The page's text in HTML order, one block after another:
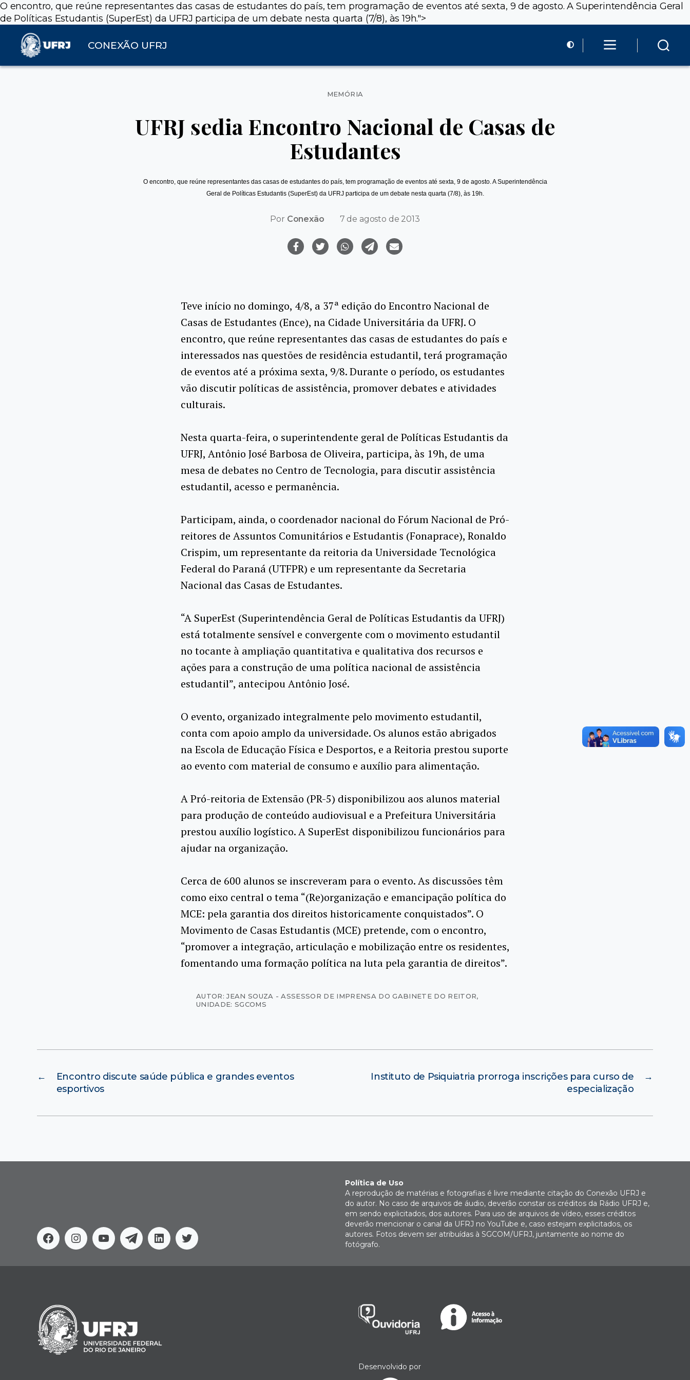
O encontro, que reúne representantes das casas de estudantes do país, tem programação de eventos até sexta, 9 de agosto. A Superintendência Geral
de Políticas Estudantis (SuperEst) da UFRJ participa de um debate nesta quarta (7/8), às 19h.">
CONEXÃO UFRJ
Categorias
MEMÓRIA
UFRJ sedia Encontro Nacional de Casas de
Estudantes
O encontro, que reúne representantes das casas de estudantes do país, tem programação de eventos até sexta, 9 de agosto. A Superintendência
Geral de Políticas Estudantis (SuperEst) da UFRJ participa de um debate nesta quarta (7/8), às 19h.
Por Conexão 7 de agosto de 2013
Teve início no domingo, 4/8, a 37ª edição do Encontro Nacional de
Casas de Estudantes (Ence), na Cidade Universitária da UFRJ. O
encontro, que reúne representantes das casas de estudantes do país e
interessados nas questões de residência estudantil, terá programação
de eventos até a próxima sexta, 9/8. Durante o período, os estudantes
vão discutir políticas de assistência, promover debates e atividades
culturais.
Nesta quarta-feira, o superintendente geral de Políticas Estudantis da
UFRJ, Antônio José Barbosa de Oliveira, participa, às 19h, de uma
mesa de debates no Centro de Tecnologia, para discutir assistência
estudantil, acesso e permanência.
Participam, ainda, o coordenador nacional do Fórum Nacional de Pró-
reitores de Assuntos Comunitários e Estudantis (Fonaprace), Ronaldo
Crispim, um representante da reitoria da Universidade Tecnológica
Federal do Paraná (UTFPR) e um representante da Secretaria
Nacional das Casas de Estudantes.
“A SuperEst (Superintendência Geral de Políticas Estudantis da UFRJ)
está totalmente sensível e convergente com o movimento estudantil
no tocante à ampliação quantitativa e qualitativa dos recursos e
ações para a construção de uma política nacional de assistência
estudantil”, antecipou Antônio José.
O evento, organizado integralmente pelo movimento estudantil,
conta com apoio amplo da universidade. Os alunos estão abrigados
na Escola de Educação Física e Desportos, e a Reitoria prestou suporte
ao evento com material de consumo e auxílio para alimentação.
A Pró-reitoria de Extensão (PR-5) disponibilizou aos alunos material
para produção de conteúdo audiovisual e a Prefeitura Universitária
prestou auxílio logístico. A SuperEst disponibilizou funcionários para
ajudar na organização.
Cerca de 600 alunos se inscreveram para o evento. As discussões têm
como eixo central o tema “(Re)organização e emancipação política do
MCE: pela garantia dos direitos historicamente conquistados”. O
Movimento de Casas Estudantis (MCE) pretende, com o encontro,
“promover a integração, articulação e mobilização entre os residentes,
fomentando uma formação política na luta pela garantia de direitos”.
AUTOR: JEAN SOUZA - ASSESSOR DE IMPRENSA DO GABINETE DO REITOR,
UNIDADE: SGCOMS
←
Encontro discute saúde pública e grandes eventos
esportivos
→
Instituto de Psiquiatria prorroga inscrições para curso de
especialização
FacebookInstagram
YoutubeTelegramLinkedinTwitter
Política de Uso
A reprodução de matérias e fotografias é livre mediante citação do Conexão UFRJ e
do autor. No caso de arquivos de áudio, deverão constar os créditos da Rádio UFRJ e,
em sendo explicitados, dos autores. Para uso de arquivos de vídeo, esses créditos
deverão mencionar o canal da UFRJ no YouTube e, caso estejam explicitados, os
autores. Fotos devem ser atribuídas à SGCOM/UFRJ, juntamente ao nome do
fotógrafo.
Desenvolvido por